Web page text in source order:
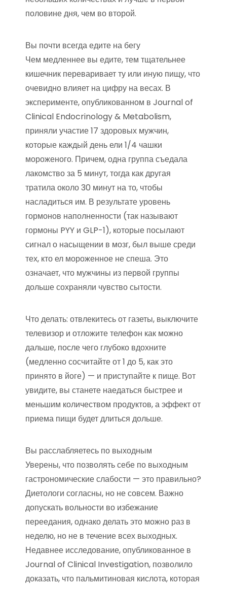
половине дня, чем во второй.
Вы почти всегда едите на бегу
Чем медленнее вы едите, тем тщательнее
кишечник переваривает ту или иную пищу, что
очевидно влияет на цифру на весах. В
эксперименте, опубликованном в Journal of
Clinical Endocrinology & Metabolism,
приняли участие 17 здоровых мужчин,
которые каждый день ели 1/4 чашки
мороженого. Причем, одна группа съедала
лакомство за 5 минут, тогда как другая
тратила около 30 минут на то, чтобы
насладиться им. В результате уровень
гормонов наполненности (так называют
гормоны PYY и GLP-1), которые посылают
сигнал о насыщении в мозг, был выше среди
тех, кто ел мороженное не спеша. Это
означает, что мужчины из первой группы
дольше сохраняли чувство сытости.
Что делать: отвлекитесь от газеты, выключите
телевизор и отложите телефон как можно
дальше, после чего глубоко вдохните
(медленно сосчитайте от 1 до 5, как это
принято в йоге) — и приступайте к пище. Вот
увидите, вы станете наедаться быстрее и
меньшим количеством продуктов, а эффект от
приема пищи будет длиться дольше.
Вы расслабляетесь по выходным
Уверены, что позволять себе по выходным
гастрономические слабости — это правильно?
Диетологи согласны, но не совсем. Важно
допускать вольности во избежание
переедания, однако делать это можно раз в
неделю, но не в течение всех выходных.
Недавнее исследование, опубликованное в
Journal of Clinical Investigation, позволило
доказать, что пальмитиновая кислота, которая